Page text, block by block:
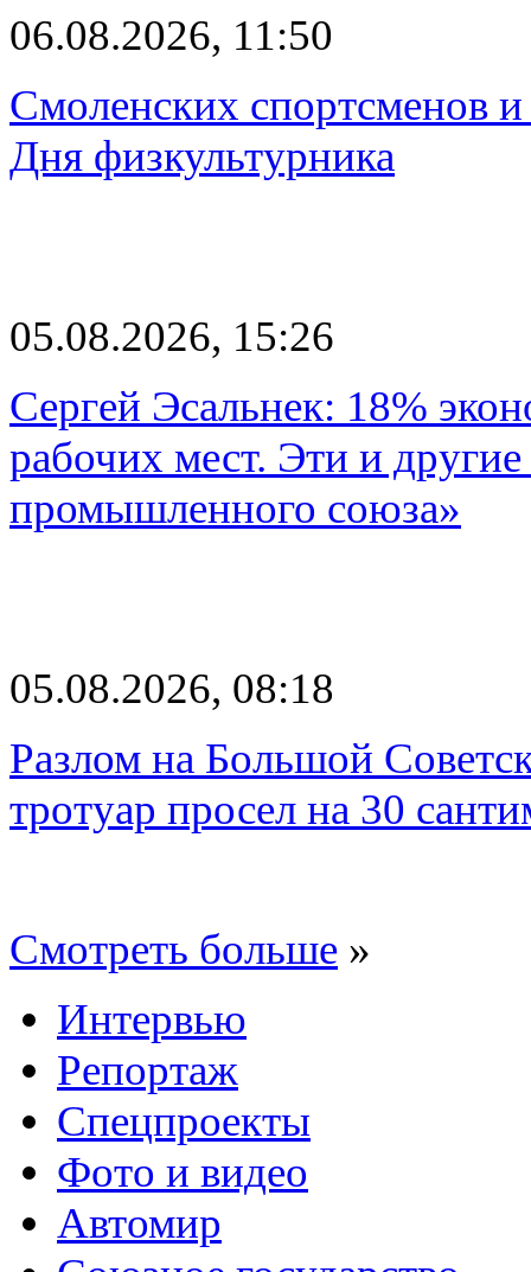
06.08.2026, 11:50
Смоленских спортсменов
Дня физкультурника
05.08.2026, 15:26
Сергей Эсальнек: 18%
рабочих мест. Эти и
промышленного союза»
05.08.2026, 08:18
Разлом на Большой
тротуар просел на 30
Смотреть больше »
Интервью
Репортаж
Спецпроекты
Фото и видео
Автомир